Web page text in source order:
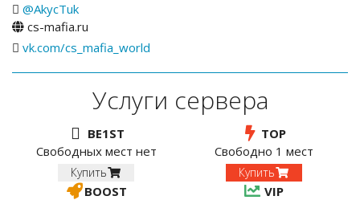
@AkycTuk
cs-mafia.ru
vk.com/cs_mafia_world
Услуги сервера
BE1ST
Свободных мест нет
Купить
TOP
Свободно 1 мест
Купить
BOOST
VIP